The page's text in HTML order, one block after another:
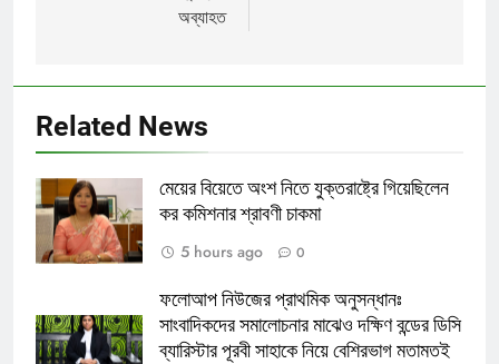
অব্যাহত
Related News
মেয়ের বিয়েতে অংশ নিতে যুক্তরাষ্ট্রে গিয়েছিলেন
কর কমিশনার শ্রাবণী চাকমা
5 hours ago
0
ফলোআপ নিউজের প্রাথমিক অনুসন্ধানঃ
সাংবাদিকদের সমালোচনার মাঝেও দক্ষিণ বন্ডের ডিসি
ব্যারিস্টার পূরবী সাহাকে নিয়ে বেশিরভাগ মতামতই